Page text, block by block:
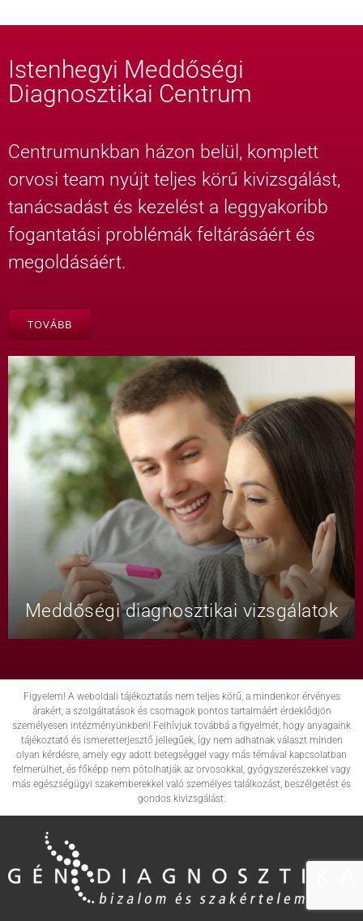
Istenhegyi Meddőségi
Diagnosztikai Centrum
Centrumunkban házon belül, komplett
orvosi team nyújt teljes körű kivizsgálást,
tanácsadást és kezelést a leggyakoribb
fogantatási problémák feltárásáért és
megoldásáért.
TOVÁBB
Meddőségi diagnosztikai vizsgálatok
Figyelem! A weboldali tájékoztatás nem teljes körű, a mindenkor érvényes
árakért, a szolgáltatások és csomagok pontos tartalmáért érdeklődjön
személyesen intézményünkben! Felhívjuk továbbá a figyelmét, hogy anyagaink
tájékoztató és ismeretterjesztő jellegűek, így nem adhatnak választ minden
olyan kérdésre, amely egy adott betegséggel vagy más témával kapcsolatban
felmerülhet, és főképp nem pótolhatják az orvosokkal, gyógyszerészekkel vagy
más egészségügyi szakemberekkel való személyes találkozást, beszélgetést és
gondos kivizsgálást.